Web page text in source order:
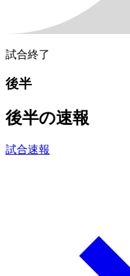
試合終了
後半
後半の速報
試合速報